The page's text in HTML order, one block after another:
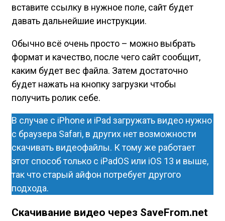
вставите ссылку в нужное поле, сайт будет
давать дальнейшие инструкции.
Обычно всё очень просто – можно выбрать
формат и качество, после чего сайт сообщит,
каким будет вес файла. Затем достаточно
будет нажать на кнопку загрузки чтобы
получить ролик себе.
В случае с iPhone и iPad загружать видео нужно
с браузера Safari, в других нет возможности
скачивать видеофайлы. К тому же работает
этот способ только с iPadOS или iOS 13 и выше,
так что старый айфон потребует другого
подхода.
Скачивание видео через SaveFrom.net